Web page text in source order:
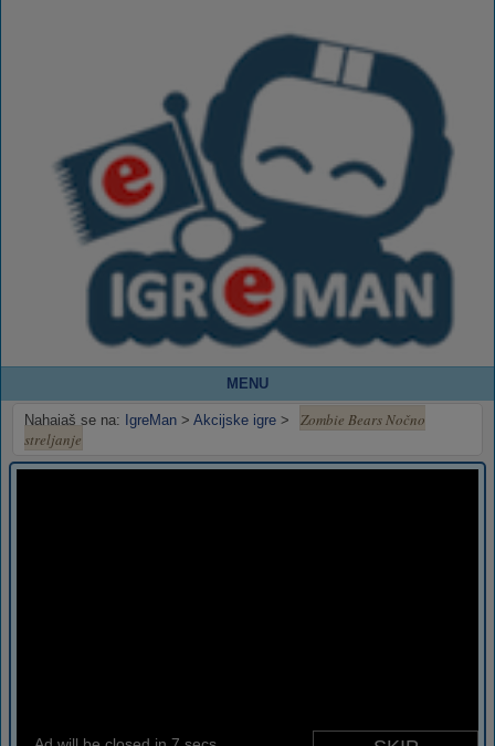
MENU
Nahajaš se na: IgreMan > Akcijske igre >
Zombie Bears Nočno
streljanje